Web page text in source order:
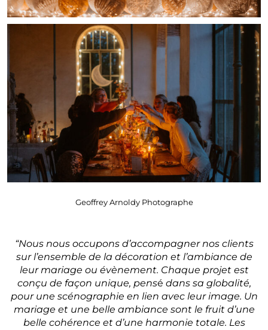
Geoffrey Arnoldy Photographe
“Nous nous occupons d’accompagner nos clients
sur l’ensemble de la décoration et l’ambiance de
leur mariage ou évènement. Chaque projet est
conçu de façon unique, pensé dans sa globalité,
pour une scénographie en lien avec leur image. Un
mariage et une belle ambiance sont le fruit d’une
belle cohérence et d’une harmonie totale. Les